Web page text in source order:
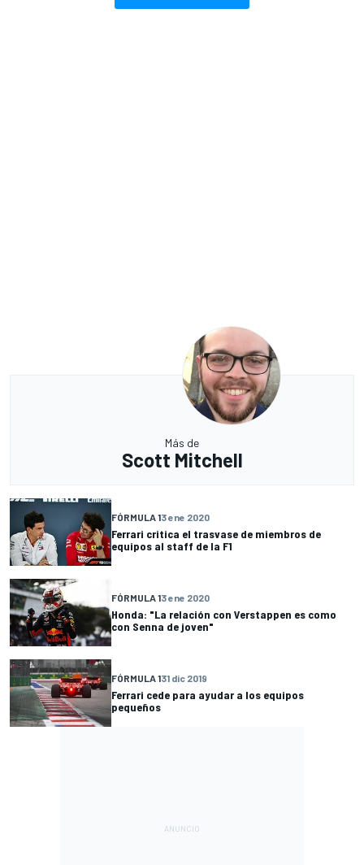
Más de
Scott Mitchell
FÓRMULA 13 ene 2020
Ferrari critica el trasvase de miembros de
equipos al staff de la F1
FÓRMULA 13 ene 2020
Honda: "La relación con Verstappen es como
con Senna de joven"
FÓRMULA 131 dic 2019
Ferrari cede para ayudar a los equipos
pequeños